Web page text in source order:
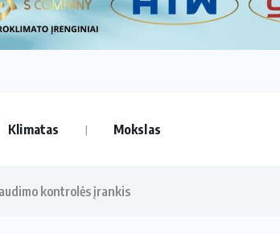
Klimatas Mokslas
kontrolės įrankis